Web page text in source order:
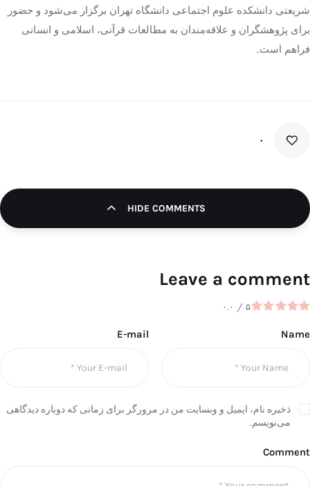
شریعتی دانشکده علوم اجتماعی دانشگاه تهران برگزار می‌شود و حضور
برای پژوهشگران و علاقه‌مندان به مطالعات قرآنی، اسلامی و انسانی
فراهم است.
۰
HIDE COMMENTS
Leave a comment
۰.۰ / ۵
Name
E-mail
ذخیره نام، ایمیل و وبسایت من در مرورگر برای زمانی که دوباره دیدگاهی
می‌نویسم.
Comment